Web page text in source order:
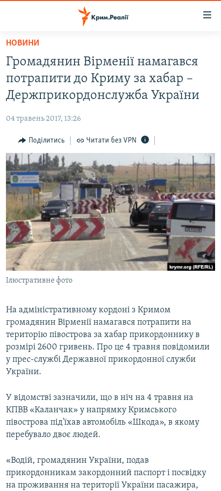
Перейти
основного
матеріалу
Перейти
до
основної
навігації
Перейти
до
пошуку
ВОДА.КРИМ
ВІДЕО ТА ФОТО
БЛОГИ
ПОГЛЯД
ІНТЕРВ'Ю
ВСЕ ЗА ДЕНЬ
СПЕЦПРОЕКТИ
ДЕПОРТАЦІЯ
ВІДЕОУРОКИ «ELIFBE»
СВІДЧЕННЯ ОКУПАЦІЇ
УКРАЇНСЬКА ПРОБЛЕМА КРИМУ
ІНФОГРАФІКА
ЯК ОБІЙТИ БЛОКУВАННЯ
Русский
Qırımtatar
ДОЛУЧАЙСЯ!
Усі сайти RFE/RL
НОВИНИ
Громадянин Вірменії намагався
потрапити до Криму за хабар –
Держприкордонслужба України
04 травень 2017, 13:26
Поділитись Читати без VPN
Ілюстративне фото
На адміністративному кордоні з Кримом
громадянин Вірменії намагався потрапити на
територію півострова за хабар прикордоннику в
розмірі 2600 гривень. Про це 4 травня повідомили
у прес-службі Державної прикордонної служби
України.
У відомстві зазначили, що в ніч на 4 травня на
КПВВ «Каланчак» у напрямку Кримського
півострова під'їхав автомобіль «Шкода», в якому
перебувало двоє людей.
«Водій, громадянин України, подав
прикордонникам закордонний паспорт і посвідку
на проживання на території України пасажира,